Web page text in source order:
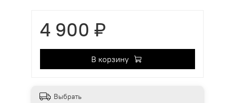
4 900 ₽
В корзину
Выбрать